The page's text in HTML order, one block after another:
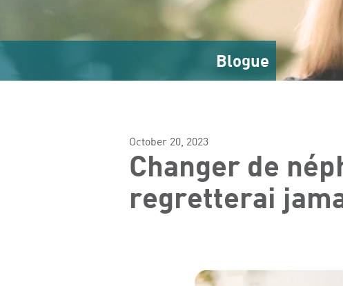
Blogue
October 20, 2023
Changer de
regretterai